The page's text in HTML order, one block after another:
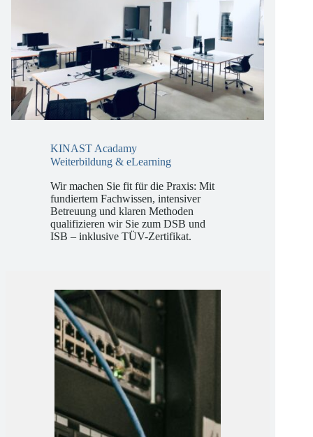
KINAST Acadamy
Wir machen Sie fit für die Praxis: Mit
fundiertem Fachwissen, intensiver
Betreuung und klaren Methoden
qualifizieren wir Sie zum DSB und